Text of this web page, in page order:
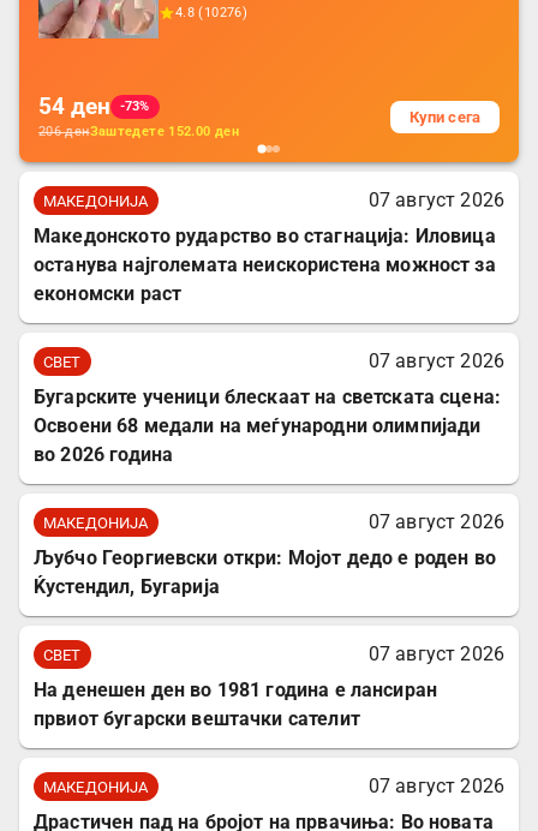
батерија, за мобилни телефони, комплет
4.8 ( 10276)
54 ден
-73%
206денЗаштедете 152.00 ден
Купи сега
МАКЕДОНИЈА
07 август 2026
Македонското рударство во стагнација: Иловица
останува најголемата неискористена можност за
економски раст
СВЕТ
07 август 2026
Бугарските ученици блескаат на светската сцена:
Освоени 68 медали на меѓународни олимпијади
во 2026 година
МАКЕДОНИЈА
07 август 2026
Љубчо Георгиевски откри: Мојот дедо е роден во
Ќустендил, Бугарија
СВЕТ
07 август 2026
На денешен ден во 1981 година е лансиран
првиот бугарски вештачки сателит
МАКЕДОНИЈА
07 август 2026
Драстичен пад на бројот на првачиња: Во новата